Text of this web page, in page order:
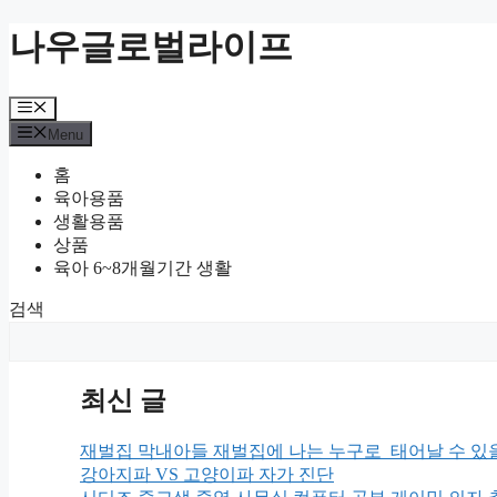
Skip
to
나우글로벌라이프
Menu
Menu
홈
육아용품
생활용품
상품
육아 6~8개월기간 생활
검색
최신 글
재벌집 막내아들 재벌집에 나는 누구로 태어날 수 있
강아지파 VS 고양이파 자가 진단